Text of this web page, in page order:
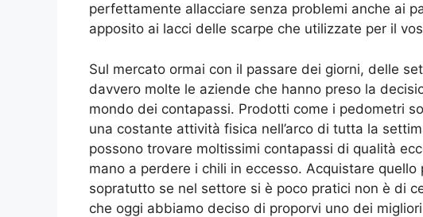
perfettamente allacciare senza problemi anche ai
apposito ai lacci delle scarpe che utilizzate per il
Sul mercato ormai con il passare dei giorni, delle
davvero molte le aziende che hanno preso la
mondo dei contapassi. Prodotti come i pedometri
una costante attività fisica nell’arco di tutta la
possono trovare moltissimi contapassi di qualità
mano a perdere i chili in eccesso. Acquistare
sopratutto se nel settore si è poco pratici non è di
che oggi abbiamo deciso di proporvi uno dei